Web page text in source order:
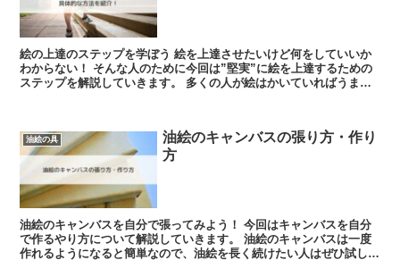
絵の上達のステップを学ぼう 絵を上達させたいけど何をしていいか
わからない！ そんな人のために今回は”堅実”に絵を上達するための
ステップを解説していきます。 多くの人が絵はかいていればうまく
油絵の具
油絵のキャンバスの張り方・作り
方
油絵のキャンバスを自分で張ってみよう！ 今回はキャンバスを自分
で作るやり方について解説していきます。 油絵のキャンバスは一度
作れるようになると簡単なので、油絵を長く続けたい人はぜひ試して